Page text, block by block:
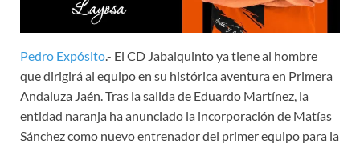
Pedro Expósito.- El CD Jabalquinto ya tiene al hombre
que dirigirá al equipo en su histórica aventura en Primera
Andaluza Jaén. Tras la salida de Eduardo Martínez, la
entidad naranja ha anunciado la incorporación de Matías
Sánchez como nuevo entrenador del primer equipo para la